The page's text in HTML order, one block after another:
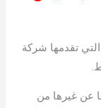
تقدمها شركة
عن غيرها من